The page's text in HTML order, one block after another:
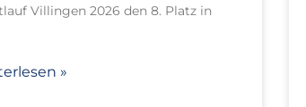
Villingen 2026 den 8. Platz in
»